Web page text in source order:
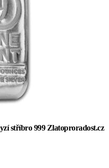
stříbro 999 Zlatoproradost.cz